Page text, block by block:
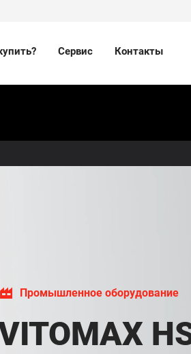
Сервис Контакты
Промышленное оборудование